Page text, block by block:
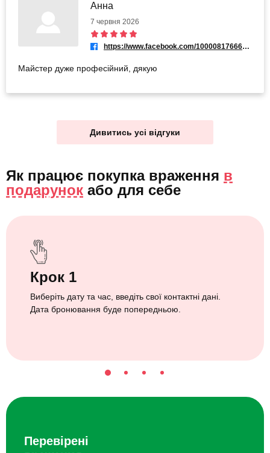
Анна
7 червня 2026
https://www.facebook.com/100008176668477
Майстер дуже професійний, дякую
Дивитись усі відгуки
Як працює покупка враження в
подарунок або для себе
Крок 1
Виберіть дату та час, введіть свої контактні дані.
Дата бронювання буде попередньою.
Перевірені